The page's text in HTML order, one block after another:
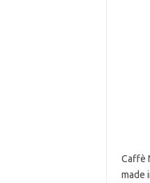
Caffè
made